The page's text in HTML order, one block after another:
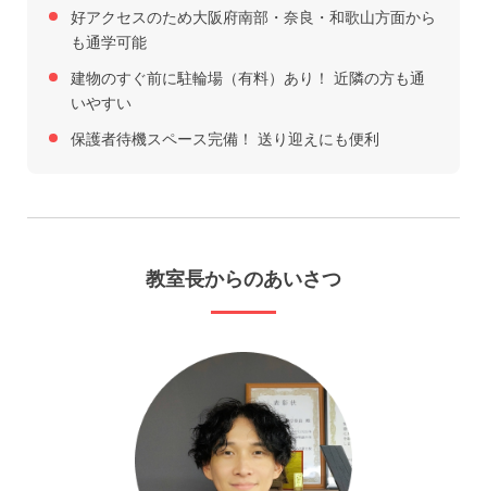
好アクセスのため大阪府南部・奈良・和歌山方面から
も通学可能
建物のすぐ前に駐輪場（有料）あり！ 近隣の方も通
いやすい
保護者待機スペース完備！ 送り迎えにも便利
教室長からのあいさつ